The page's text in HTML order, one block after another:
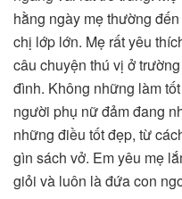
hằng ngày mẹ thường
chị lớp lớn. Mẹ rất yêu
câu chuyện thú vị ở
đình. Không những làm
người phụ nữ đảm đang
những điều tốt đẹp, từ
gìn sách vở. Em yêu mẹ
giỏi và luôn là đứa con